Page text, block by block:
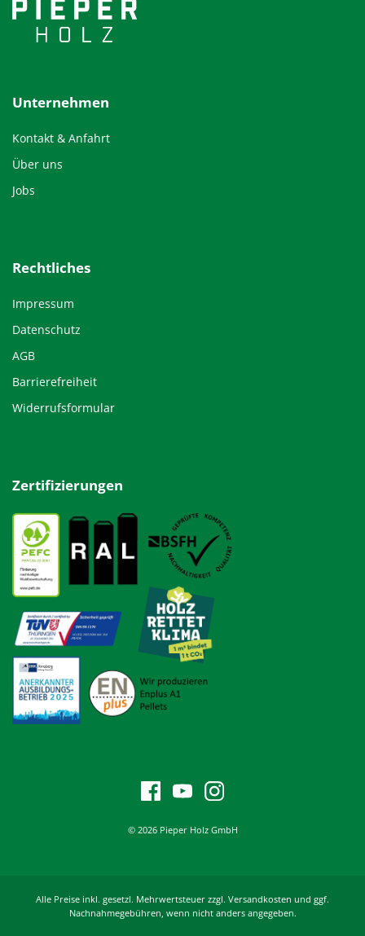
Unternehmen
Kontakt & Anfahrt
Über uns
Jobs
Rechtliches
Impressum
Datenschutz
AGB
Barrierefreiheit
Widerrufsformular
Zertifizierungen
© 2026 Pieper Holz GmbH
Alle Preise inkl. gesetzl. Mehrwertsteuer zzgl. Versandkosten und ggf.
Nachnahmegebühren, wenn nicht anders angegeben.